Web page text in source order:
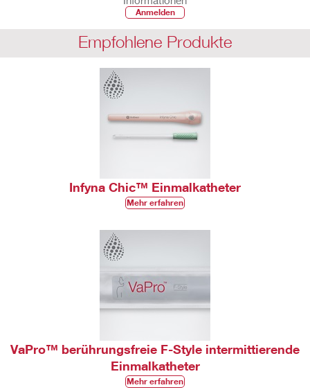
Anmelden
Empfohlene Produkte
Infyna Chic™ Einmalkatheter
Mehr erfahren
VaPro™ berührungsfreie F-Style intermittierende
Einmalkatheter
Mehr erfahren